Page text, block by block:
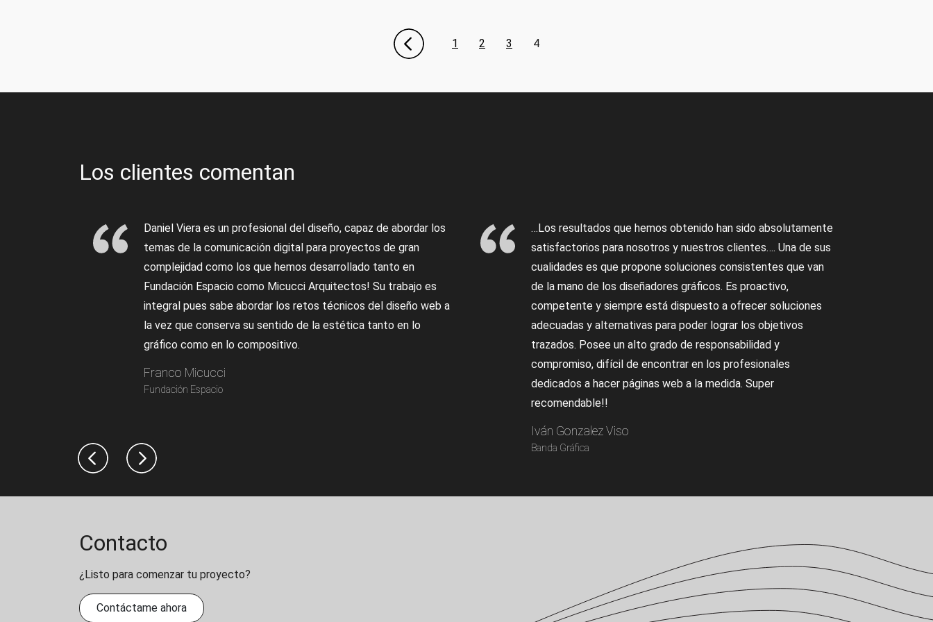
1 2 3 4
Los clientes comentan
Daniel Viera es un profesional del diseño, capaz de abordar los
temas de la comunicación digital para proyectos de gran
complejidad como los que hemos desarrollado tanto en
Fundación Espacio como Micucci Arquitectos! Su trabajo es
integral pues sabe abordar los retos técnicos del diseño web a
la vez que conserva su sentido de la estética tanto en lo
gráfico como en lo compositivo.
Franco Micucci
Fundación Espacio
…Los resultados que hemos obtenido han sido absolutamente
satisfactorios para nosotros y nuestros clientes…. Una de sus
cualidades es que propone soluciones consistentes que van
de la mano de los diseñadores gráficos. Es proactivo,
competente y siempre está dispuesto a ofrecer soluciones
adecuadas y alternativas para poder lograr los objetivos
trazados. Posee un alto grado de responsabilidad y
compromiso, difícil de encontrar en los profesionales
dedicados a hacer páginas web a la medida. Super
recomendable!!
Iván Gonzalez Viso
Banda Gráfica
Previous Next
Contacto
¿Listo para comenzar tu proyecto?
Contáctame ahora